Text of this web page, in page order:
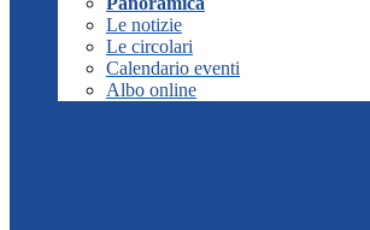
Le notizie
Le circolari
Calendario eventi
Albo online